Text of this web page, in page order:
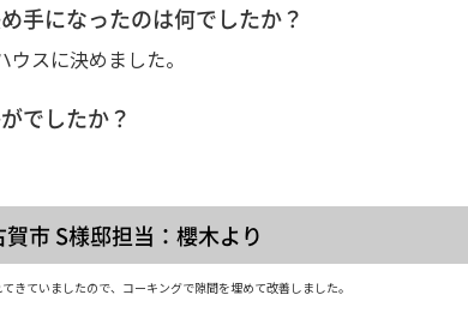
手になったのは何でしたか？
スに決めました。
でしたか？
市 S様邸担当：櫻木より
ていましたので、コーキングで隙間を埋めて改善しました。